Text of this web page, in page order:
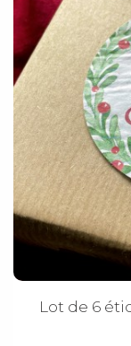
Lot de 6